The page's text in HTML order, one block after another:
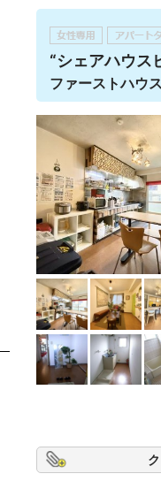
“シェアハウス
ファーストハウ